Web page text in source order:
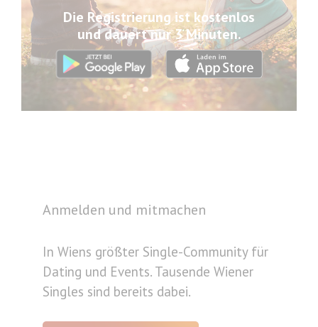
Die Registrierung ist kostenlos
und dauert nur 3 Minuten.
Anmelden und mitmachen
In Wiens größter Single-Community für
Dating und Events. Tausende Wiener
Singles sind bereits dabei.